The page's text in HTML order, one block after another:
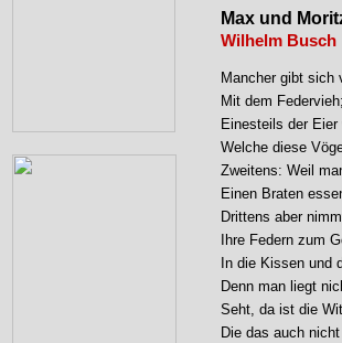
Max und
Wilhelm Busch
Mancher gibt sich
Mit dem Federvieh;
Einesteils der Eier
Welche diese
Zweitens: Weil
Einen Braten
Drittens aber
Ihre Federn zum
In die Kissen und
Denn man liegt
Seht, da ist die
Die das auch